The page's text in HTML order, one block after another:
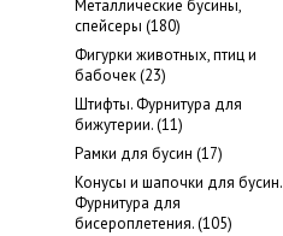
Металлические бусины,
cпейсеры (180)
Фигурки животных, птиц и
бабочек (23)
Штифты. Фурнитура для
бижутерии. (11)
Рамки для бусин (17)
Конусы и шапочки для бусин.
Фурнитура для
бисероплетения. (105)